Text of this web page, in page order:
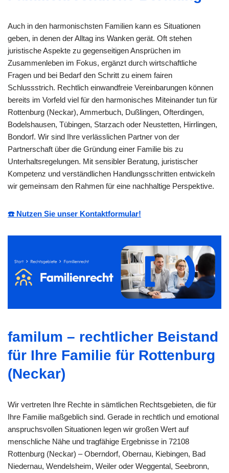
Auch in den harmonischsten Familien kann es Situationen
geben, in denen der Alltag ins Wanken gerät. Oft stehen
juristische Aspekte zu gegenseitigen Ansprüchen im
Zusammenleben im Fokus, ergänzt durch wirtschaftliche
Fragen und bei Bedarf den Schritt zu einem fairen
Schlussstrich. Rechtlich einwandfreie Vereinbarungen können
bereits im Vorfeld viel für den harmonisches Miteinander tun für
Rottenburg (Neckar), Ammerbuch, Dußlingen, Ofterdingen,
Bodelshausen, Tübingen, Starzach oder Neustetten, Hirrlingen,
Bondorf. Wir sind Ihre verlässlichen Partner von der
Partnerschaft über die Gründung einer Familie bis zu
Unterhaltsregelungen. Mit sensibler Beratung, juristischer
Kompetenz und verständlichen Handlungsschritten entwickeln
wir gemeinsam den Rahmen für eine nachhaltige Perspektive.
☎️ Nutzen Sie unser Kontaktformular!
familum – rechtlicher Beistand
für Ihre Familie für Rottenburg
(Neckar)
Wir vertreten Ihre Rechte in sämtlichen Rechtsgebieten, die für
Ihre Familie maßgeblich sind. Gerade in rechtlich und emotional
anspruchsvollen Situationen legen wir großen Wert auf
menschliche Nähe und tragfähige Ergebnisse in 72108
Rottenburg (Neckar) – Oberndorf, Obernau, Kiebingen, Bad
Niedernau, Wendelsheim, Weiler oder Weggental, Seebronn,